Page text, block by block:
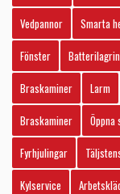
Vedpannor
Smarta
Fönster
Braskaminer
Larm
Braskaminer
Fyrhjulingar
Kylservice